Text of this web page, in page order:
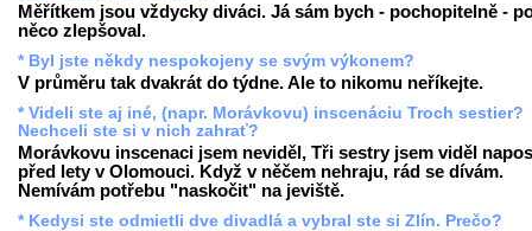
Měřítkem jsou vždycky diváci. Já sám bych - pochopitelně -
něco zlepšoval.
* Byl jste někdy nespokojeny se svým výkonem?
V průměru tak dvakrát do týdne. Ale to nikomu neříkejte.
* Videli ste aj iné, (napr. Morávkovu) inscenáciu Troch sestier?
Nechceli ste si v nich zahrať?
Morávkovu inscenaci jsem neviděl, Tři sestry jsem viděl
před lety v Olomouci. Když v něčem nehraju, rád se dívám.
Nemívám potřebu "naskočit" na jeviště.
* Kedysi ste odmietli dve divadlá a vybral ste si Zlín. Prečo?